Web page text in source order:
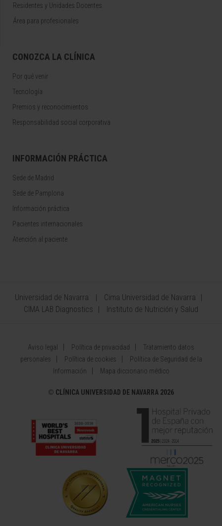
Residentes y Unidades Docentes
Área para profesionales
CONOZCA LA CLÍNICA
Por qué venir
Tecnología
Premios y reconocimientos
Responsabilidad social corporativa
INFORMACIÓN PRÁCTICA
Sede de Madrid
Sede de Pamplona
Información práctica
Pacientes internacionales
Atención al paciente
Universidad de Navarra
Cima Universidad de Navarra
CIMA LAB Diagnostics
Instituto de Nutrición y Salud
Aviso legal Política de privacidad
Tratamiento datos
personales
Política de cookies
Política de Seguridad de la
Información
Mapa diccionario médico
© CLÍNICA UNIVERSIDAD DE NAVARRA 2026